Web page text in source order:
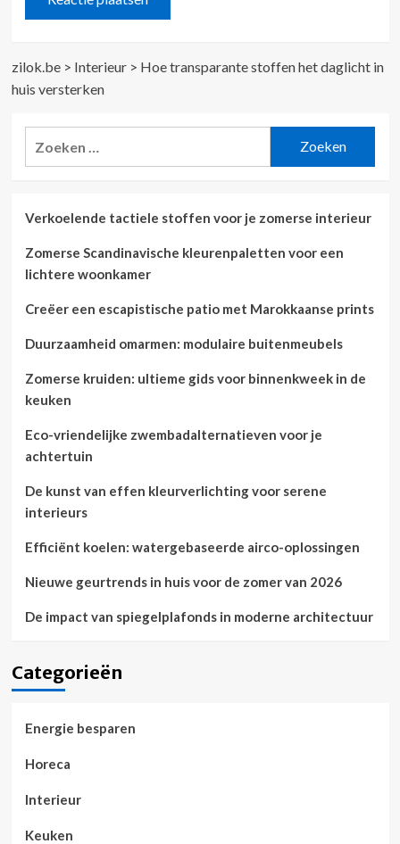
zilok.be> Interieur> Hoe transparante stoffen het daglicht in
huis versterken
Verkoelende tactiele stoffen voor je zomerse interieur
Zomerse Scandinavische kleurenpaletten voor een
lichtere woonkamer
Creëer een escapistische patio met Marokkaanse prints
Duurzaamheid omarmen: modulaire buitenmeubels
Zomerse kruiden: ultieme gids voor binnenkweek in de
keuken
Eco-vriendelijke zwembadalternatieven voor je
achtertuin
De kunst van effen kleurverlichting voor serene
interieurs
Efficiënt koelen: watergebaseerde airco-oplossingen
Nieuwe geurtrends in huis voor de zomer van 2026
De impact van spiegelplafonds in moderne architectuur
Categorieën
Energie besparen
Horeca
Interieur
Keuken